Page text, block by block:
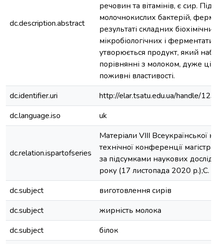
dc.description.abstract
речовин та вітамінів, є сир.
молочнокислих бактерій,
результаті складних
мікробіологічних і
утворюється продукт, який
порівнянні з молоком, дуже
поживні властивості.
dc.identifier.uri
http://elar.tsatu.edu.ua/handle/
dc.language.iso
uk
dc.relation.ispartofseries
Матеріали VIII Всеукраїнської
технічної конференції
за підсумками наукових
року (17 листопада 2020 р.);С.
dc.subject
виготовлення сирів
dc.subject
жирність молока
dc.subject
білок